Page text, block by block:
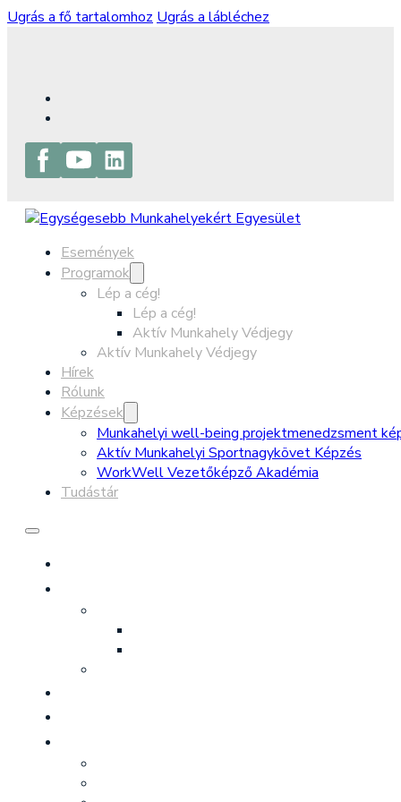
Ugrás a fő tartalomhoz Ugrás a lábléchez
Események
Programok
Lép a cég!
Lép a cég!
Aktív Munkahely Védjegy
Aktív Munkahely Védjegy
Hírek
Rólunk
Képzések
Munkahelyi well-being projektmenedzsment
Aktív Munkahelyi Sportnagykövet Képzés
WorkWell Vezetőképző Akadémia
Tudástár